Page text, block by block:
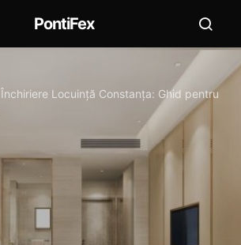
PontiFex
Închiriere Locuință Constanța: Ghid pentru